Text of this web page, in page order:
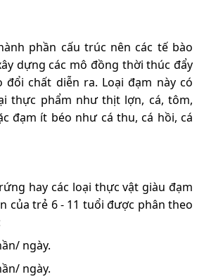
phần cấu trúc nên các tế bào
dựng các mô đồng thời thúc đẩy
đổi chất diễn ra. Loại đạm này có
thực phẩm như thịt lợn, cá, tôm,
đạm ít béo như cá thu, cá hồi, cá
hay các loại thực vật giàu đạm
của trẻ 6 - 11 tuổi được phân theo
ngày.
ngày.